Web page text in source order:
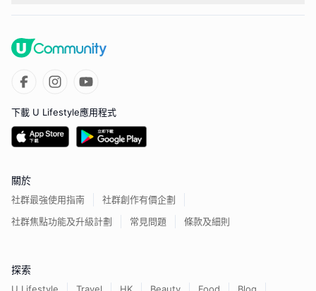
下載 U Lifestyle應用程式
關於
社群最強使用指南
社群創作有價企劃
社群焦點功能及升級計劃
常見問題 條款及細則
探索